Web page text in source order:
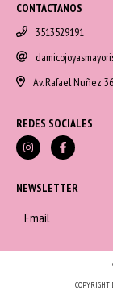
CONTACTANOS
3513529191
Av. Rafael Nuñez
REDES SOCIALES
NEWSLETTER
COPYRIGHT